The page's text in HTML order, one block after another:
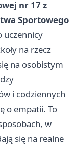
nr 17 z
Sportowego
uczennicy
na rzecz
na osobistym
i codziennych
o empatii. To
w
się na realne